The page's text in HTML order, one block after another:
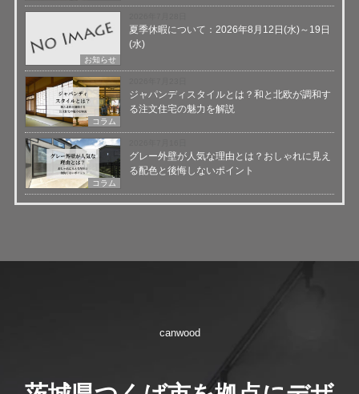
お知らせ
夏季休暇について：2026年8月12日(水)～19日
(水)
コラム
ジャパンディスタイルとは？和と北欧が調和す
る注文住宅の魅力を解説
コラム
グレー外壁が人気な理由とは？おしゃれに見え
る配色と後悔しないポイント
canwood